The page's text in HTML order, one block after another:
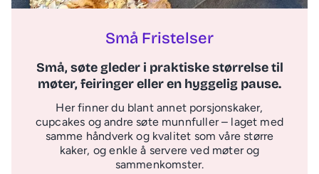
Små Fristelser
Små, søte gleder i praktiske størrelse til
møter, feiringer eller en hyggelig pause.
Her finner du blant annet porsjonskaker,
cupcakes og andre søte munnfuller – laget med
samme håndverk og kvalitet som våre større
kaker, og enkle å servere ved møter og
sammenkomster.